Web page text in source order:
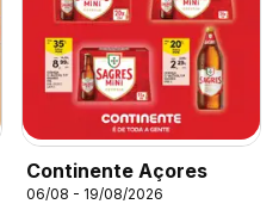
Continente Açores
06/08 - 19/08/2026